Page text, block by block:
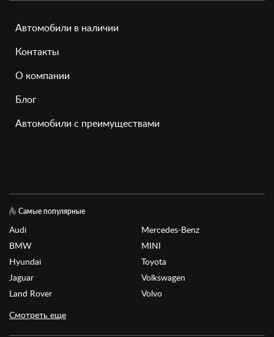
Автомобили в наличии
Контакты
О компании
Блог
Автомобили с преимуществами
Самые популярные
Audi
BMW
Hyundai
Jaguar
Land Rover
Mercedes-Benz
MINI
Toyota
Volkswagen
Volvo
Смотреть еще